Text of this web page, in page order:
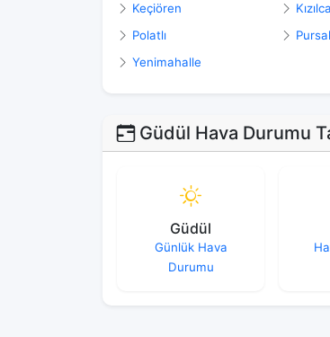
Keçiören
Polatlı
Yenimahalle
Güdül Hava Durumu
Güdül
Günlük Hava
Durumu